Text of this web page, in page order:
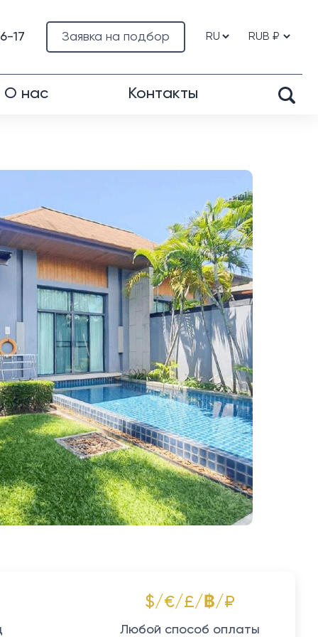
Заявка на подбор
17
О нас Контакты
$/€/£/฿/₽
Любой способ оплаты